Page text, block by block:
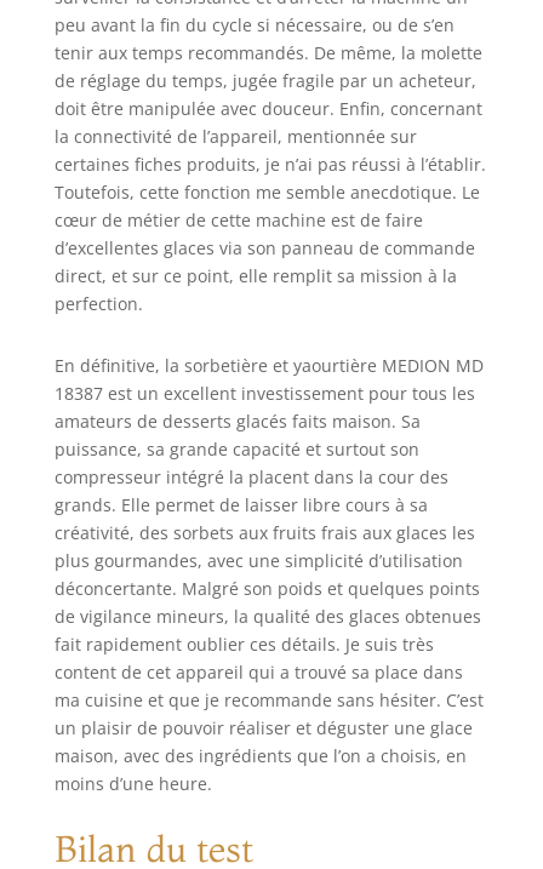
peu avant la fin du cycle si nécessaire, ou de s’en
tenir aux temps recommandés. De même, la molette
de réglage du temps, jugée fragile par un acheteur,
doit être manipulée avec douceur. Enfin, concernant
la connectivité de l’appareil, mentionnée sur
certaines fiches produits, je n’ai pas réussi à l’établir.
Toutefois, cette fonction me semble anecdotique. Le
cœur de métier de cette machine est de faire
d’excellentes glaces via son panneau de commande
direct, et sur ce point, elle remplit sa mission à la
perfection.
En définitive, la sorbetière et yaourtière MEDION MD
18387 est un excellent investissement pour tous les
amateurs de desserts glacés faits maison. Sa
puissance, sa grande capacité et surtout son
compresseur intégré la placent dans la cour des
grands. Elle permet de laisser libre cours à sa
créativité, des sorbets aux fruits frais aux glaces les
plus gourmandes, avec une simplicité d’utilisation
déconcertante. Malgré son poids et quelques points
de vigilance mineurs, la qualité des glaces obtenues
fait rapidement oublier ces détails. Je suis très
content de cet appareil qui a trouvé sa place dans
ma cuisine et que je recommande sans hésiter. C’est
un plaisir de pouvoir réaliser et déguster une glace
maison, avec des ingrédients que l’on a choisis, en
moins d’une heure.
Bilan du test